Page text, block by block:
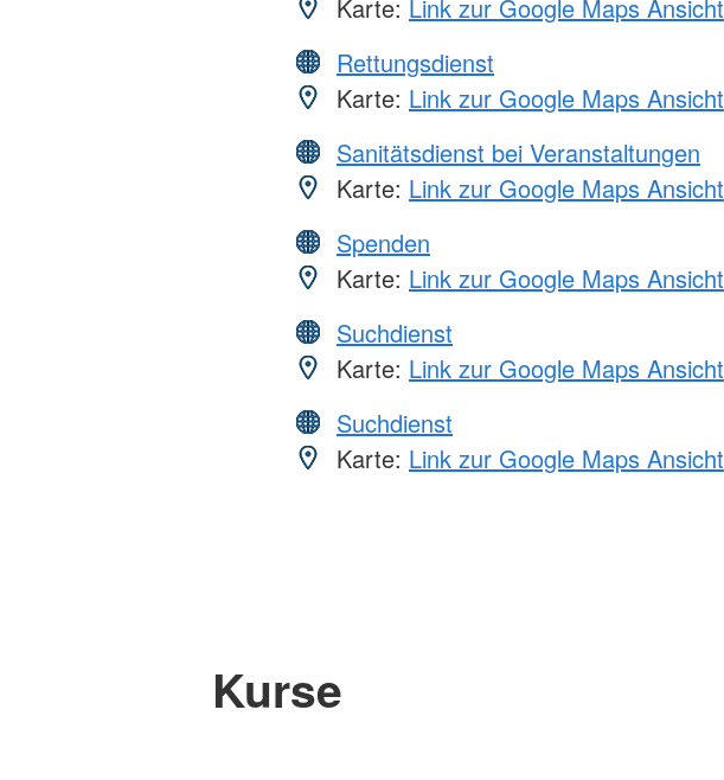
Karte: Link zur Google Maps Ansicht
Rettungsdienst
Karte: Link zur Google Maps Ansicht
Sanitätsdienst bei Veranstaltungen
Karte: Link zur Google Maps Ansicht
Spenden
Karte: Link zur Google Maps Ansicht
Suchdienst
Karte: Link zur Google Maps Ansicht
Suchdienst
Karte: Link zur Google Maps Ansicht
Kurse